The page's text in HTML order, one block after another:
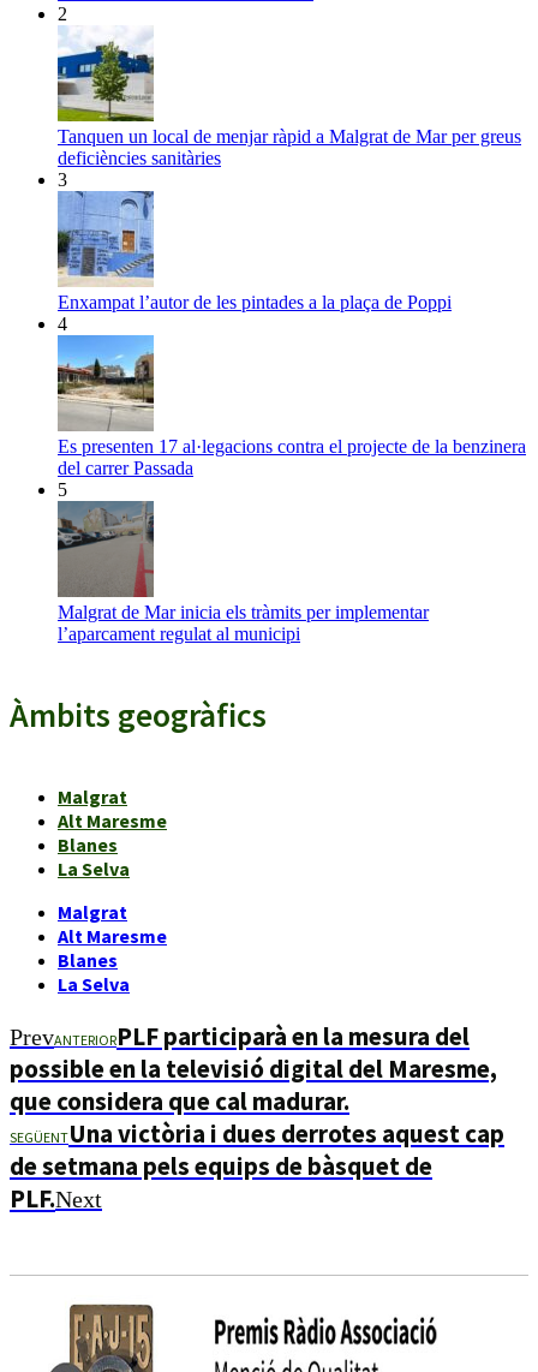
2
Tanquen un local de menjar ràpid a Malgrat de Mar per greus
deficiències sanitàries
3
Enxampat l’autor de les pintades a la plaça de Poppi
4
Es presenten 17 al·legacions contra el projecte de la benzinera
del carrer Passada
5
Malgrat de Mar inicia els tràmits per implementar
l’aparcament regulat al municipi
Àmbits geogràfics
Malgrat
Alt Maresme
Blanes
La Selva
Malgrat
Alt Maresme
Blanes
La Selva
PrevANTERIORPLF participarà en la mesura del
possible en la televisió digital del Maresme,
que considera que cal madurar.
SEGÜENTUna victòria i dues derrotes aquest cap
de setmana pels equips de bàsquet de
PLF.Next